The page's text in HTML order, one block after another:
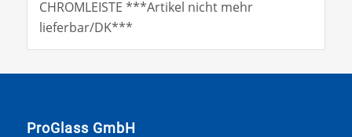
CHROMLEISTE ***Artikel nicht mehr
lieferbar/DK***
ProGlass GmbH